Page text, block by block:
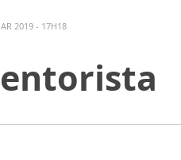
2019 - 17H18